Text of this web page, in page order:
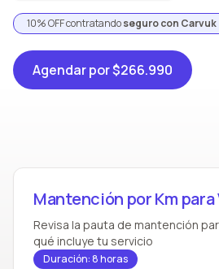
10% OFF contratandoseguro con Carvuk
Agendarpor $266.990
Mantención por Km para
Revisa la pauta de mantención
qué incluye tu servicio
Duración: 8 horas